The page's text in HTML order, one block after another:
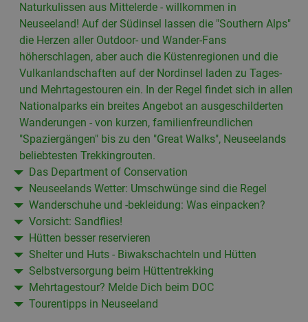
Naturkulissen aus Mittelerde - willkommen in
Neuseeland! Auf der Südinsel lassen die "Southern Alps"
die Herzen aller Outdoor- und Wander-Fans
höherschlagen, aber auch die Küstenregionen und die
Vulkanlandschaften auf der Nordinsel laden zu Tages-
und Mehrtagestouren ein. In der Regel findet sich in allen
Nationalparks ein breites Angebot an ausgeschilderten
Wanderungen - von kurzen, familienfreundlichen
"Spaziergängen" bis zu den "Great Walks", Neuseelands
beliebtesten Trekkingrouten.
Das Department of Conservation
Neuseelands Wetter: Umschwünge sind die Regel
Wanderschuhe und -bekleidung: Was einpacken?
Vorsicht: Sandflies!
Hütten besser reservieren
Shelter und Huts - Biwakschachteln und Hütten
Selbstversorgung beim Hüttentrekking
Mehrtagestour? Melde Dich beim DOC
Tourentipps in Neuseeland